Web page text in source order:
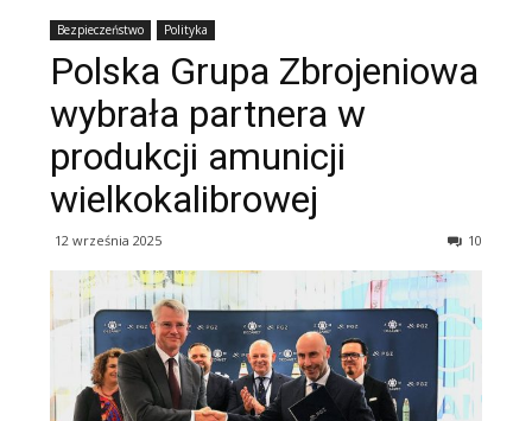
Bezpieczeństwo Polityka
Polska Grupa Zbrojeniowa
wybrała partnera w
produkcji amunicji
wielkokalibrowej
12 września 2025 10